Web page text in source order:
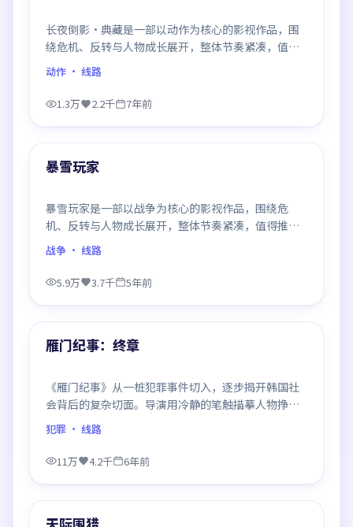
长夜倒影·典藏是一部以动作为核心的影视作品，围
绕危机、反转与人物成长展开，整体节奏紧凑，值得
推荐观看。
动作 · 线路
1.3万 2.2千 7年前
最新
暴雪玩家
暴雪玩家是一部以战争为核心的影视作品，围绕危
机、反转与人物成长展开，整体节奏紧凑，值得推荐
观看。
战争 · 线路
5.9万 3.7千 5年前
最新
雁门纪事：终章
《雁门纪事》从一桩犯罪事件切入，逐步揭开韩国社
会背后的复杂切面。导演用冷静的笔触描摹人物挣
扎，沉浸感极强，看完后劲十足。
犯罪 · 线路
11万 4.2千 6年前
最新